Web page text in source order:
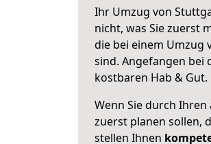
Ihr Umzug von
nicht, was Sie zuerst
die bei einem Umzug
sind. Angefangen bei
kostbaren Hab & Gut.
Wenn Sie durch
zuerst planen sollen,
stellen Ihnen